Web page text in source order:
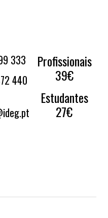
333
440
Profissionais
39€
Estudantes
27€